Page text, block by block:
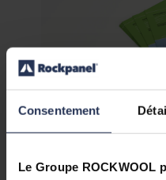
Consentement
Le Groupe ROCKWOOL
>Rockpanel A2 8
>Rockpanel A2 9